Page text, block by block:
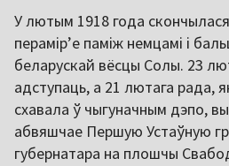
У лютым 1918 года
перамір’е паміж немцамі і
беларускай вёсцы Солы. 23
адступаць, а 21 лютага рада,
схавала ў чыгуначным дэпо,
абвяшчае Першую Устаўную
губернатара на плошчы